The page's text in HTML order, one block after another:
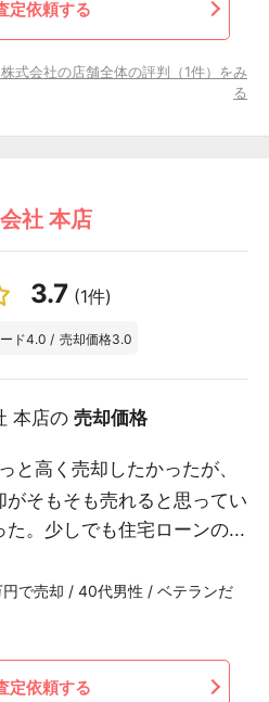
定依頼する
式会社の店舗全体の評判（1件）をみ
る
社 本店
3.7 (1件)
ド4.0 / 売却価格3.0
本店の 売却価格
と高く売却したかったが、
そもそも売れると思ってい
。少しでも住宅ローンの...
で売却 / 40代男性 / ベテランだ
定依頼する